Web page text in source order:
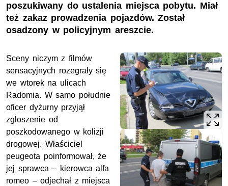
poszukiwany do ustalenia miejsca pobytu. Miał
też zakaz prowadzenia pojazdów. Został
osadzony w policyjnym areszcie.
Sceny niczym z filmów
sensacyjnych rozegrały się
we wtorek na ulicach
Radomia. W samo południe
oficer dyżurny przyjął
zgłoszenie od
poszkodowanego w kolizji
drogowej. Właściciel
peugeota poinformował, że
jej sprawca – kierowca alfa
romeo – odjechał z miejsca